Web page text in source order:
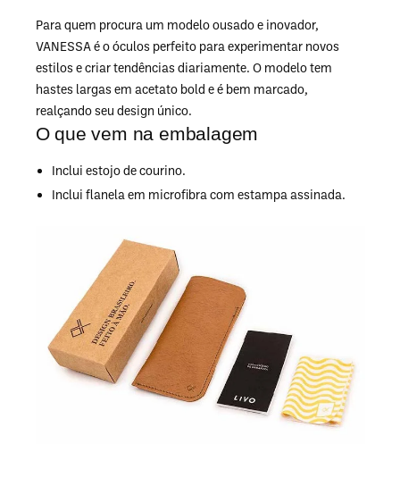
Para quem procura um modelo ousado e inovador,
VANESSA é o óculos perfeito para experimentar novos
estilos e criar tendências diariamente. O modelo tem
hastes largas em acetato bold e é bem marcado,
realçando seu design único.
O que vem na embalagem
Inclui estojo de courino.
Inclui flanela em microfibra com estampa assinada.